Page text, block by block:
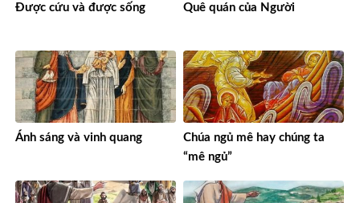
Được cứu và được sống Quê quán của Người
Ánh sáng và vinh quang
Chúa ngủ mê hay chúng ta
“mê ngủ”